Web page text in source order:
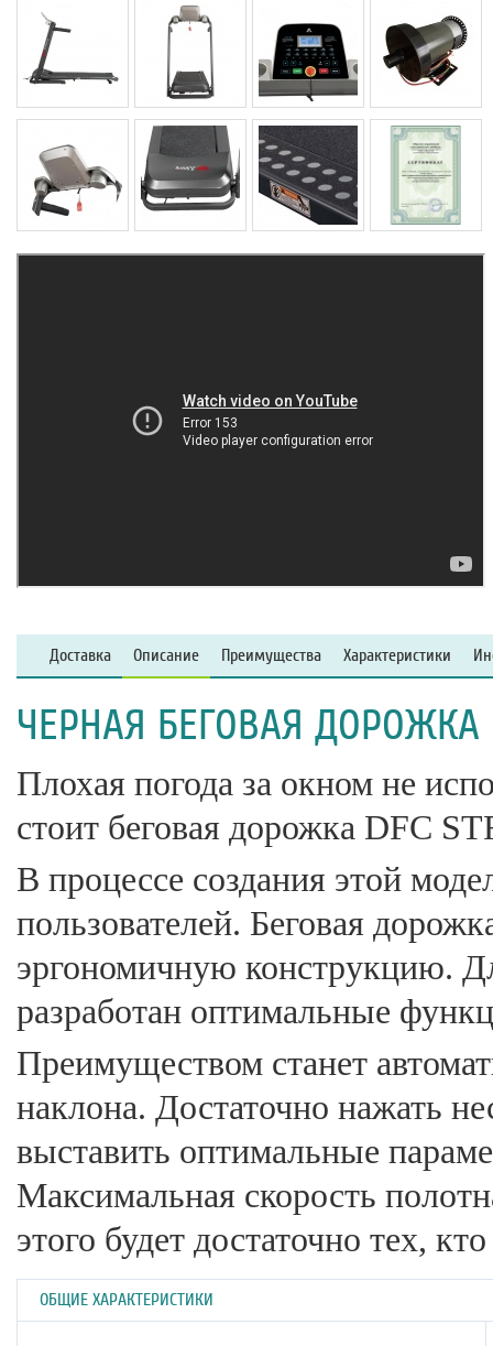
Доставка Описание Преимущества Характеристики
ЧЕРНАЯ БЕГОВАЯ ДОРОЖКА
Плохая погода за окном не
стоит беговая дорожка DFC
В процессе создания этой
пользователей. Беговая
эргономичную конструкцию.
разработан оптимальные
Преимуществом станет
наклона. Достаточно нажать
выставить оптимальные
Максимальная скорость
этого будет достаточно тех,
ОБЩИЕ ХАРАКТЕРИСТИКИ